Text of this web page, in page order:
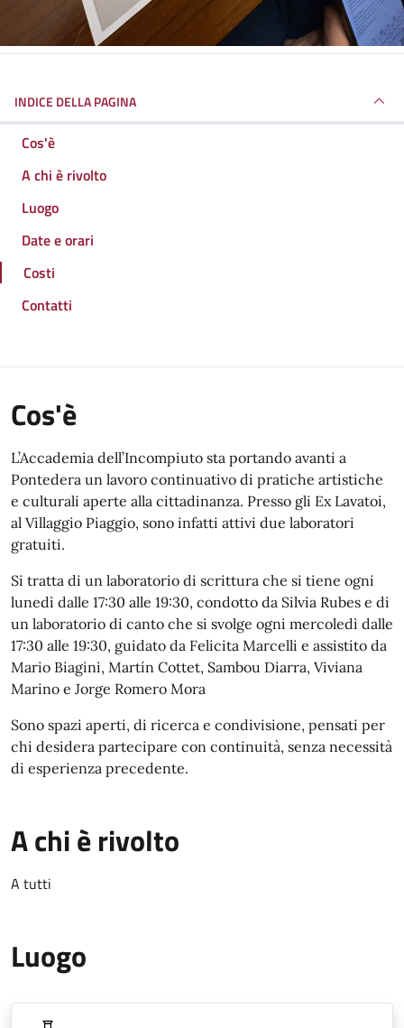
INDICE DELLA PAGINA
Cos'è
A chi è rivolto
Luogo
Date e orari
Costi
Contatti
Cos'è
L’Accademia dell’Incompiuto sta portando avanti a
Pontedera un lavoro continuativo di pratiche artistiche
e culturali aperte alla cittadinanza. Presso gli Ex Lavatoi,
al Villaggio Piaggio, sono infatti attivi due laboratori
gratuiti.
Si tratta di un laboratorio di scrittura che si tiene ogni
lunedì dalle 17:30 alle 19:30, condotto da Silvia Rubes e di
un laboratorio di canto che si svolge ogni mercoledì dalle
17:30 alle 19:30, guidato da Felicita Marcelli e assistito da
Mario Biagini, Martín Cottet, Sambou Diarra, Viviana
Marino e Jorge Romero Mora
Sono spazi aperti, di ricerca e condivisione, pensati per
chi desidera partecipare con continuità, senza necessità
di esperienza precedente.
A chi è rivolto
A tutti
Luogo